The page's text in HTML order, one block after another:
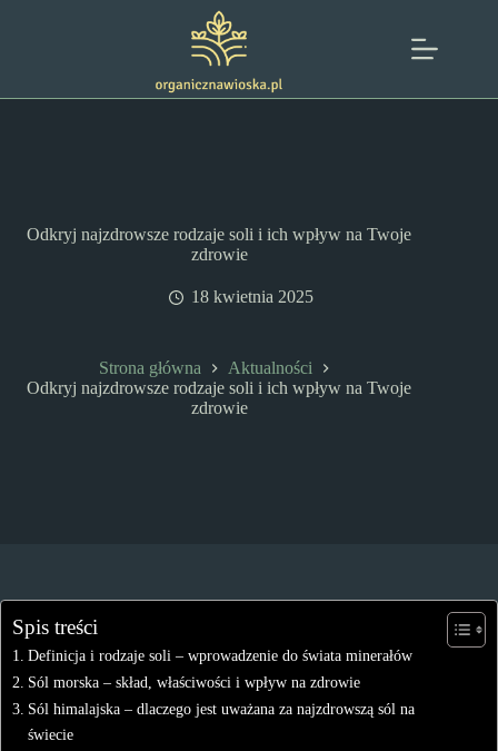
Odkryj najzdrowsze rodzaje soli i ich wpływ na Twoje
zdrowie
18 kwietnia 2025
Strona główna
Aktualności
Odkryj najzdrowsze rodzaje soli i ich wpływ na Twoje
zdrowie
Spis treści
Definicja i rodzaje soli – wprowadzenie do świata minerałów
Sól morska – skład, właściwości i wpływ na zdrowie
Sól himalajska – dlaczego jest uważana za najzdrowszą sól na
świecie